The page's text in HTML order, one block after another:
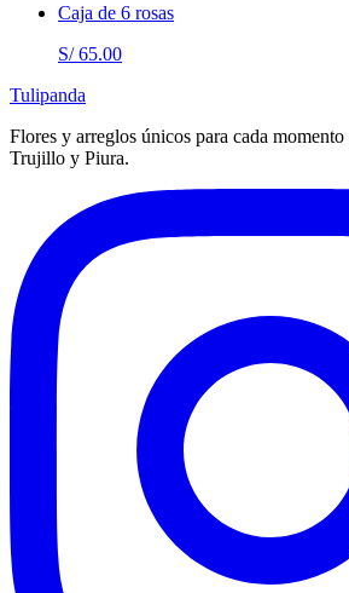
Caja de 6 rosas
S/ 65.00
Tulipanda
Flores y arreglos únicos para cada
Trujillo y Piura.